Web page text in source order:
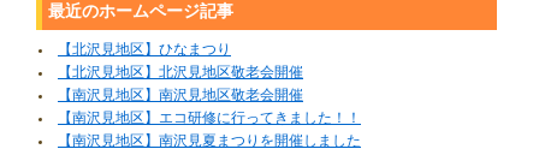
最近のホームページ記事
【北沢見地区】ひなまつり
【北沢見地区】北沢見地区敬老会開催
【南沢見地区】南沢見地区敬老会開催
【南沢見地区】エコ研修に行ってきました！！
【南沢見地区】南沢見夏まつりを開催しました